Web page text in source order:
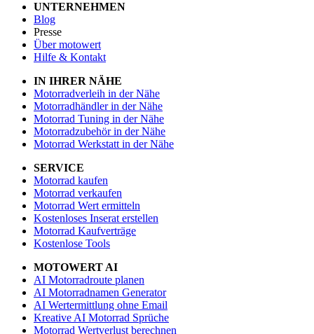
UNTERNEHMEN
Blog
Presse
Über motowert
Hilfe & Kontakt
IN IHRER NÄHE
Motorradverleih in der Nähe
Motorradhändler in der Nähe
Motorrad Tuning in der Nähe
Motorradzubehör in der Nähe
Motorrad Werkstatt in der Nähe
SERVICE
Motorrad kaufen
Motorrad verkaufen
Motorrad Wert ermitteln
Kostenloses Inserat erstellen
Motorrad Kaufverträge
Kostenlose Tools
MOTOWERT AI
AI Motorradroute planen
AI Motorradnamen Generator
AI Wertermittlung ohne Email
Kreative AI Motorrad Sprüche
Motorrad Wertverlust berechnen